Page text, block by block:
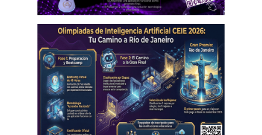
Prevención De
Profesionalización
Salud, Enfermería Y
Pacientes
infobolivia@ceie.online
infochile@ceie.online
infoecuador@ceie.online
infomexico@ceie.online
infoperu@ceie.online